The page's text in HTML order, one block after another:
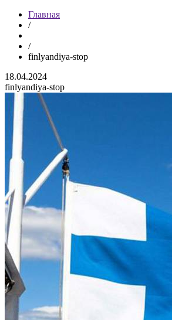
Главная
/
/
finlyandiya-stop
18.04.2024
finlyandiya-stop